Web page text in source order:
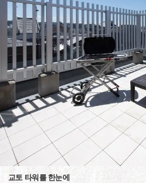
교토 타워를 한눈에